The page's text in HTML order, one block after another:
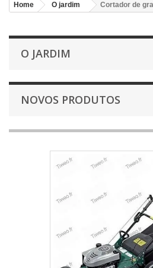
Home O jardim Cortador de
O JARDIM
NOVOS PRODUTOS